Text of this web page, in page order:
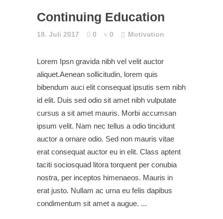
Continuing Education
18. Juli 2017 0 0 Motivation
Lorem Ipsn gravida nibh vel velit auctor
aliquet.Aenean sollicitudin, lorem quis
bibendum auci elit consequat ipsutis sem nibh
id elit. Duis sed odio sit amet nibh vulputate
cursus a sit amet mauris. Morbi accumsan
ipsum velit. Nam nec tellus a odio tincidunt
auctor a ornare odio. Sed non mauris vitae
erat consequat auctor eu in elit. Class aptent
taciti sociosquad litora torquent per conubia
nostra, per inceptos himenaeos. Mauris in
erat justo. Nullam ac urna eu felis dapibus
condimentum sit amet a augue.